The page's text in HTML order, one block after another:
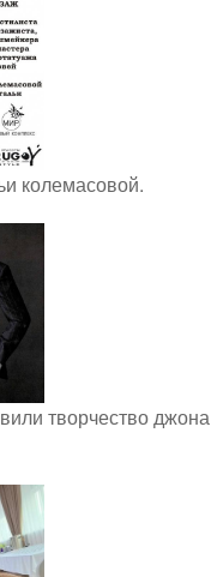
колемасовой.
творчество джона